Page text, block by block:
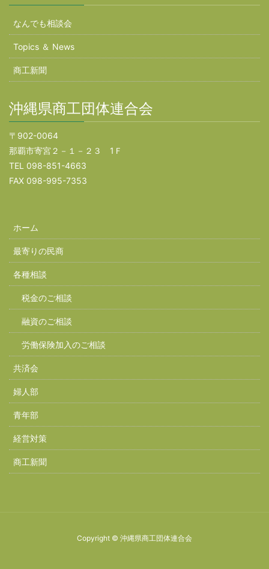
なんでも相談会
Topics ＆ News
商工新聞
沖縄県商工団体連合会
〒902-0064
那覇市寄宮２－１－２３ 1Ｆ
TEL 098-851-4663
FAX 098-995-7353
ホーム
最寄りの民商
各種相談
税金のご相談
融資のご相談
労働保険加入のご相談
共済会
婦人部
青年部
経営対策
商工新聞
Copyright © 沖縄県商工団体連合会